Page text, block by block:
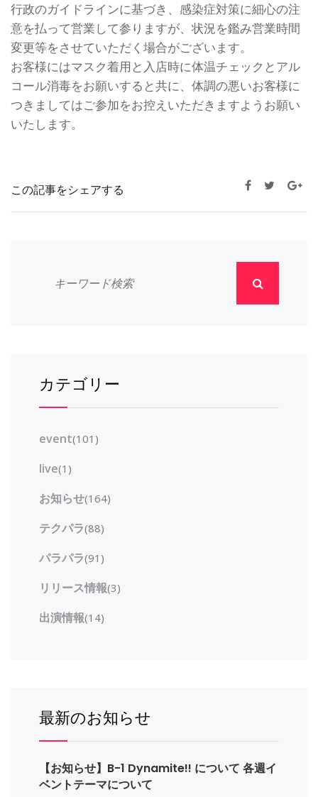
行政のガイドラインに基づき、感染症対策に細心の注
意を払って営業して参りますが、状況を鑑み営業時間
変更等をさせていただく場合がございます。
お客様にはマスク着用と入店時に体温チェックとアル
コール消毒をお願いすると共に、体調の悪いお客様に
つきましてはご参加をお控えいただきますようお願い
いたします。
この記事をシェアする
カテゴリー
event(101)
live(1)
お知らせ(164)
テクパラ(88)
パラパラ(91)
リリース情報(3)
出演情報(14)
最新のお知らせ
【お知らせ】B-1 Dynamite!! について 各週イ
ベントテーマについて